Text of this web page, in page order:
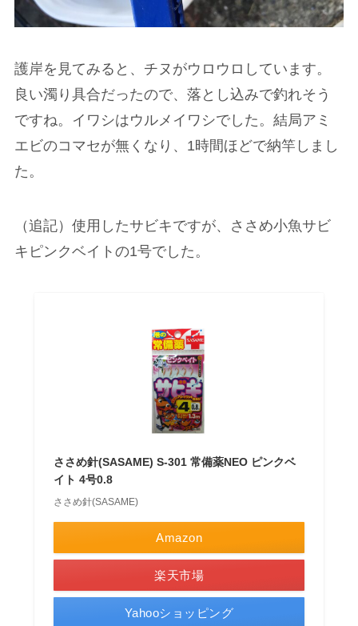
護岸を見てみると、チヌがウロウロしています。
良い濁り具合だったので、落とし込みで釣れそう
ですね。イワシはウルメイワシでした。結局アミ
エビのコマセが無くなり、1時間ほどで納竿しまし
た。
（追記）使用したサビキですが、ささめ小魚サビ
キピンクベイトの1号でした。
ささめ針(SASAME) S-301 常備薬NEO ピンクベ
イト 4号0.8
ささめ針(SASAME)
Amazon
楽天市場
Yahooショッピング